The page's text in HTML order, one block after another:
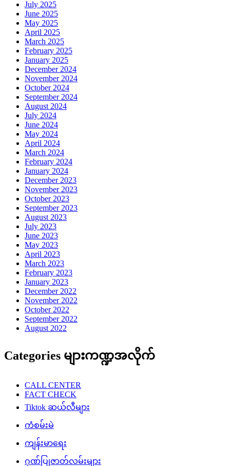
July 2025
June 2025
May 2025
April 2025
March 2025
February 2025
January 2025
December 2024
November 2024
October 2024
September 2024
August 2024
July 2024
June 2024
May 2024
April 2024
March 2024
February 2024
January 2024
December 2023
November 2023
October 2023
September 2023
August 2023
July 2023
June 2023
May 2023
April 2023
March 2023
February 2023
January 2023
December 2022
November 2022
October 2022
September 2022
August 2022
Categories များကဏ္ဍအလိုက်
CALL CENTER
FACT CHECK
Tiktok ဆယ်လီများ
ကံစမ်းမဲ
ကျန်းမာရေး
ဂုဏ်ပြုဇာတ်လမ်းများ